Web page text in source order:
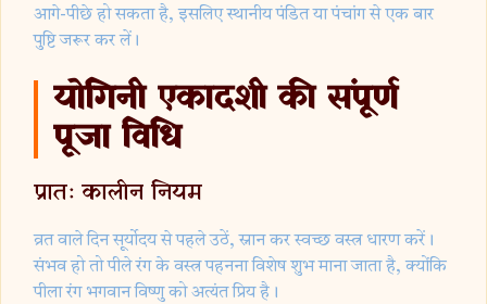
आगे-पीछे हो सकता है, इसलिए स्थानीय पंडित या पंचांग से एक बार
पुष्टि जरूर कर लें।
योगिनी एकादशी की संपूर्ण
पूजा विधि
प्रातः कालीन नियम
व्रत वाले दिन सूर्योदय से पहले उठें, स्नान कर स्वच्छ वस्त्र धारण करें।
संभव हो तो पीले रंग के वस्त्र पहनना विशेष शुभ माना जाता है, क्योंकि
पीला रंग भगवान विष्णु को अत्यंत प्रिय है।